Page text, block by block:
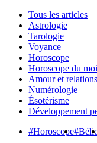
Tous les articles
Astrologie
Tarologie
Voyance
Horoscope
Horoscope du
Amour et relations
Numérologie
Ésotérisme
Développement
#Horoscope